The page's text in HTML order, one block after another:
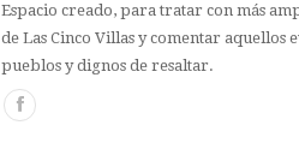
Espacio creado, para tratar con más
de Las Cinco Villas y comentar aquellos
pueblos y dignos de resaltar.